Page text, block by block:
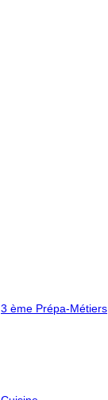
3 ème Prépa-Métiers